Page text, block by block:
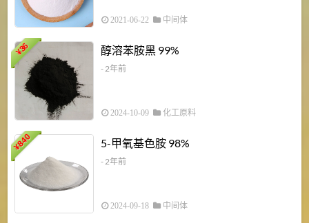
2021-06-22 中间体
¥
36 醇溶苯胺黑 99%
- 2年前
2024-10-09 化工原料
¥
840 5-甲氧基色胺 98%
- 2年前
2024-09-18 中间体